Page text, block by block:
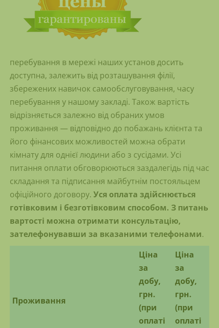
перебування в мережі наших установ досить
доступна, залежить від розташування філії,
збережених навичок самообслуговування, часу
перебування у нашому закладі. Також вартість
відрізняється залежно від обраних умов
проживання — відповідно до побажань клієнта та
його фінансових можливостей можна обрати
кімнату для однієї людини або з сусідами. Усі
питання оплати обговорюються заздалегідь під час
складання та підписання майбутнім постояльцем
офіційного договору. Уся оплата здійснюється
готівковим і безготівковим способом. З питань
вартості можна отримати консультацію,
зателефонувавши за вказаними телефонами.
Проживання
Ціна
за
добу,
грн.
(при
оплаті
Ціна
за
добу,
грн.
(при
оплаті